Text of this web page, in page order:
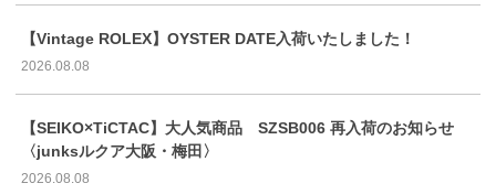
【Vintage ROLEX】OYSTER DATE入荷いたしました！
2026.08.08
【SEIKO×TiCTAC】大人気商品 SZSB006 再入荷のお知らせ
〈junksルクア大阪・梅田〉
2026.08.08